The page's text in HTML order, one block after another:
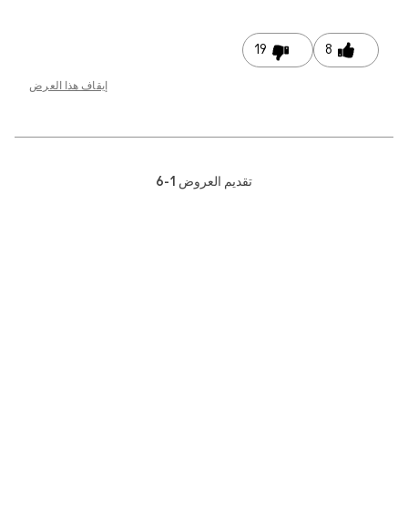
8
19
إيقاف هذا العرض
تقديم العروض 1-6